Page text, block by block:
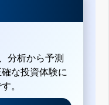
分析から予測
な投資体験に
。